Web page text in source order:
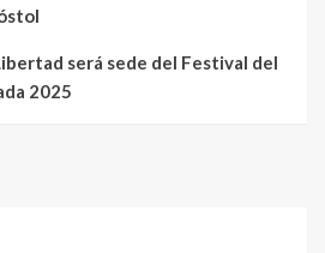
será sede del Festival del
2025